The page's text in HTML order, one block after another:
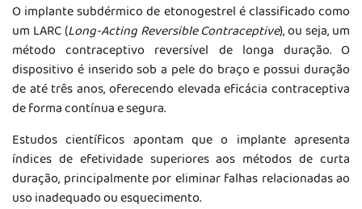
O implante subdérmico de etonogestrel é classificado como
um LARC (Long-Acting Reversible Contraceptive), ou seja, um
método contraceptivo reversível de longa duração. O
dispositivo é inserido sob a pele do braço e possui duração
de até três anos, oferecendo elevada eficácia contraceptiva
de forma contínua e segura.
Estudos científicos apontam que o implante apresenta
índices de efetividade superiores aos métodos de curta
duração, principalmente por eliminar falhas relacionadas ao
uso inadequado ou esquecimento.